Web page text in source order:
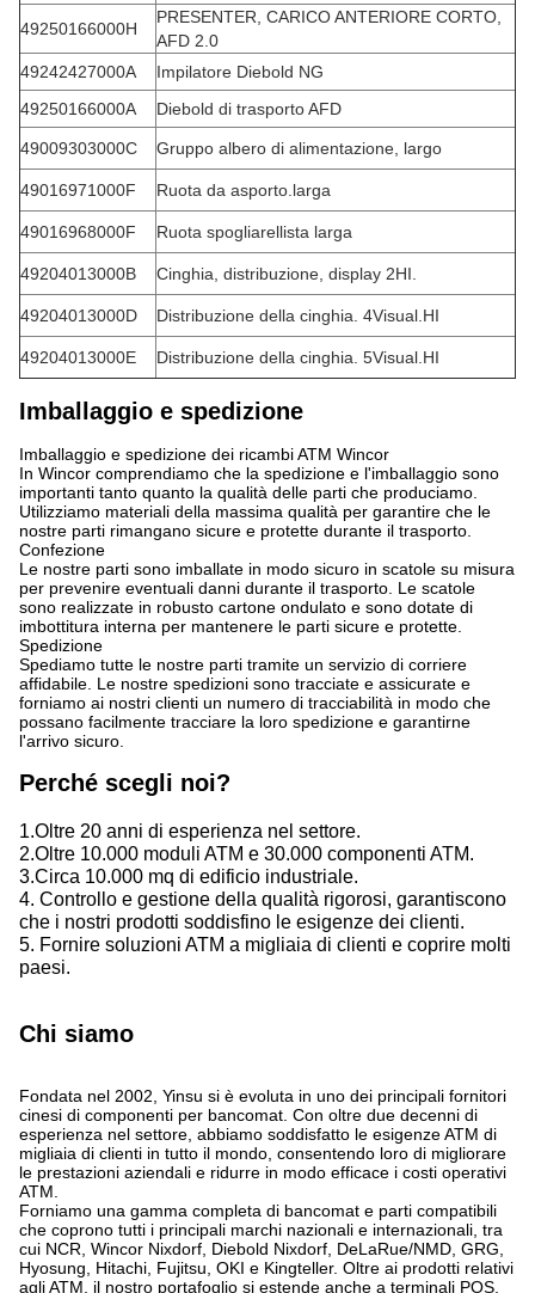
49250166000H
PRESENTER, CARICO ANTERIORE CORTO,
AFD 2.0
49242427000A
Impilatore Diebold NG
49250166000A
Diebold di trasporto AFD
49009303000C Gruppo albero di alimentazione, largo
49016971000F Ruota da asporto.larga
49016968000F Ruota spogliarellista larga
49204013000B Cinghia, distribuzione, display 2HI.
49204013000D Distribuzione della cinghia. 4Visual.HI
49204013000E Distribuzione della cinghia. 5Visual.HI
Imballaggio e spedizione
Imballaggio e spedizione dei ricambi ATM Wincor
In Wincor comprendiamo che la spedizione e l'imballaggio sono
importanti tanto quanto la qualità delle parti che produciamo.
Utilizziamo materiali della massima qualità per garantire che le
nostre parti rimangano sicure e protette durante il trasporto.
Confezione
Le nostre parti sono imballate in modo sicuro in scatole su misura
per prevenire eventuali danni durante il trasporto. Le scatole
sono realizzate in robusto cartone ondulato e sono dotate di
imbottitura interna per mantenere le parti sicure e protette.
Spedizione
Spediamo tutte le nostre parti tramite un servizio di corriere
affidabile. Le nostre spedizioni sono tracciate e assicurate e
forniamo ai nostri clienti un numero di tracciabilità in modo che
possano facilmente tracciare la loro spedizione e garantirne
l'arrivo sicuro.
Perché scegli noi?
1.Oltre 20 anni di esperienza nel settore.
2.Oltre 10.000 moduli ATM e 30.000 componenti ATM.
3.Circa 10.000 mq di edificio industriale.
4. Controllo e gestione della qualità rigorosi, garantiscono
che i nostri prodotti soddisfino le esigenze dei clienti.
5. Fornire soluzioni ATM a migliaia di clienti e coprire molti
paesi.
Chi siamo
Fondata nel 2002, Yinsu si è evoluta in uno dei principali fornitori
cinesi di componenti per bancomat. Con oltre due decenni di
esperienza nel settore, abbiamo soddisfatto le esigenze ATM di
migliaia di clienti in tutto il mondo, consentendo loro di migliorare
le prestazioni aziendali e ridurre in modo efficace i costi operativi
ATM.
Forniamo una gamma completa di bancomat e parti compatibili
che coprono tutti i principali marchi nazionali e internazionali, tra
cui NCR, Wincor Nixdorf, Diebold Nixdorf, DeLaRue/NMD, GRG,
Hyosung, Hitachi, Fujitsu, OKI e Kingteller. Oltre ai prodotti relativi
agli ATM, il nostro portafoglio si estende anche a terminali POS,